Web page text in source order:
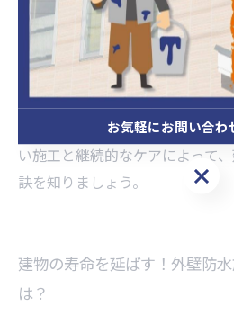
的なメンテナンスを欠かさず行
の除去や小さなひび割れの補修
の機能を長期間維持し、建物の
きます。こうした基礎的な管理
を保ち、結果として資産価値の
い施工と継続的なケアによって
訣を知りましょう。
建物の寿命を延ばす！外壁防
は？
お気軽にお問い合わ
お気軽にお問い合わ